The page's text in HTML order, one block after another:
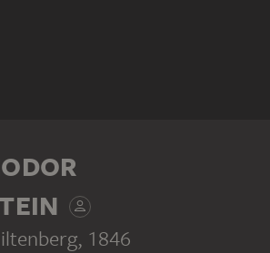
, 1846